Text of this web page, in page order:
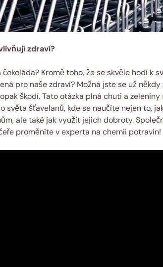
zdraví?
Kromě toho, že se skvěle hodí k
pro naše zdraví? Možná jste se už
škodí. Tato otázka plná chuti a
světa šťavelanů, kde se naučíte nejen to,
ale také jak využít jejich dobroty.
proměníte v experta na chemii potravin!